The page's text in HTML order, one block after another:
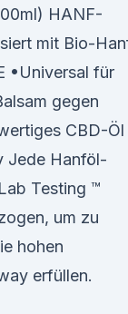
HANF-
mit Bio-
•Universal für
gegen
CBD-
Jede Hanföl-
Testing ™
um zu
hohen
erfüllen.